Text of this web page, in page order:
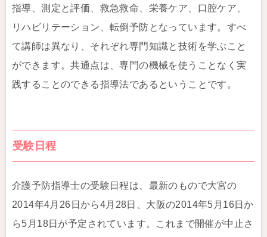
指導、測定と評価、救急救命、栄養ケア、口腔ケア、
リハビリテーション、転倒予防となっています。すべ
て講師は異なり、それぞれ専門知識と技術を学ぶこと
ができます。共通点は、専門の機械を使うことなく実
践することのできる指導法であるということです。
受験日程
介護予防指導士の受験日程は、最新のもので大宮の
2014年4月26日から4月28日、大阪の2014年5月16日か
ら5月18日が予定されています。これまで開催が中止さ